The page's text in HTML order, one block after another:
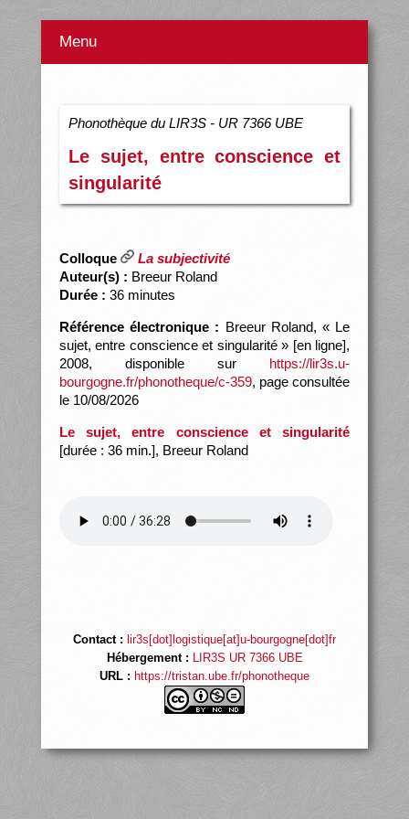
Menu
Phonothèque du LIR3S - UR 7366 UBE
Le sujet, entre conscience et
singularité
Colloque
La subjectivité
Auteur(s) : Breeur Roland
Durée : 36 minutes
Référence électronique : Breeur Roland, « Le
sujet, entre conscience et singularité » [en ligne],
2008, disponible sur https://lir3s.u-
bourgogne.fr/phonotheque/c-359, page consultée
le 10/08/2026
Le sujet, entre conscience et singularité
[durée : 36 min.], Breeur Roland
Contact : lir3s[dot]logistique[at]u-bourgogne[dot]fr
Hébergement : LIR3S UR 7366 UBE
URL : https://tristan.ube.fr/phonotheque